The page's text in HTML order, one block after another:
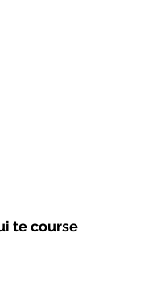
te course